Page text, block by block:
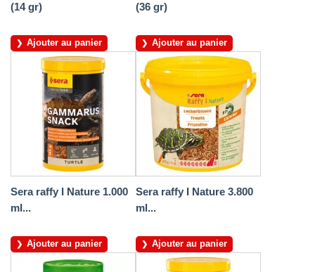
(14 gr)
Ajouter au panier
(36 gr)
Ajouter au panier
Sera raffy I Nature 1.000
ml...
Ajouter au panier
Sera raffy I Nature 3.800
ml...
Ajouter au panier